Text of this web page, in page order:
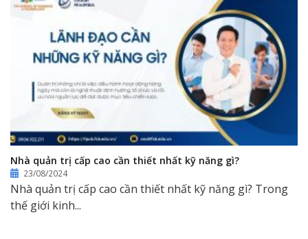
Nhà quản trị cấp cao cần thiết nhất kỹ năng gì?
23/08/2024
Nhà quản trị cấp cao cần thiết nhất kỹ năng gì? Trong
thế giới kinh...